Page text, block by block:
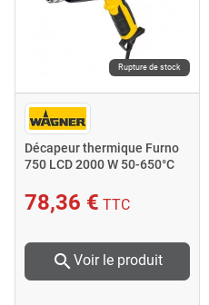
Rupture de stock
Décapeur thermique Furno
750 LCD 2000 W 50-650°C
78,36 € TTC
search Voir le produit